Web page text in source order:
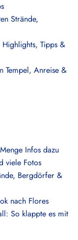
Strände,
Tipps &
Tempel, Anreise &
Infos dazu
viele Fotos
Bergdörfer &
nach Flores
So klappte es mit